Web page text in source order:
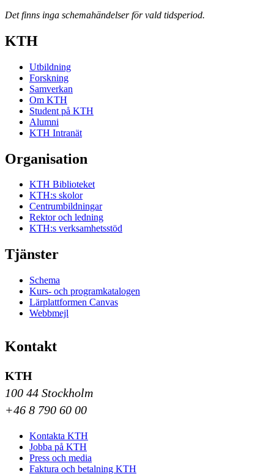
Det finns inga schemahändelser för vald tidsperiod.
KTH
Utbildning
Forskning
Samverkan
Om KTH
Student på KTH
Alumni
KTH Intranät
Organisation
KTH Biblioteket
KTH:s skolor
Centrumbildningar
Rektor och ledning
KTH:s verksamhetsstöd
Tjänster
Schema
Kurs- och programkatalogen
Lärplattformen Canvas
Webbmejl
Kontakt
KTH
100 44 Stockholm
+46 8 790 60 00
Kontakta KTH
Jobba på KTH
Press och media
Faktura och betalning KTH